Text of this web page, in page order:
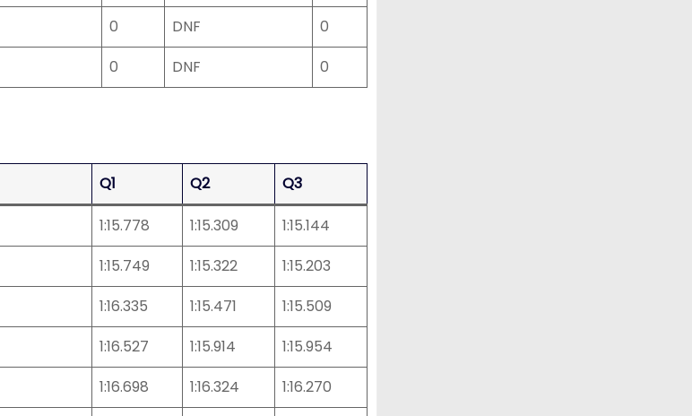
0 DNF
0
0 DNF 0
Q1 Q2 Q3
1:15.778 1:15.309
1:15.144
1:15.749 1:15.322
1:15.203
1:16.335 1:15.471
1:15.509
1:16.527 1:15.914
1:15.954
1:16.698 1:16.324
1:16.270